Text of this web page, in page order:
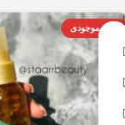
اتمام موجودی